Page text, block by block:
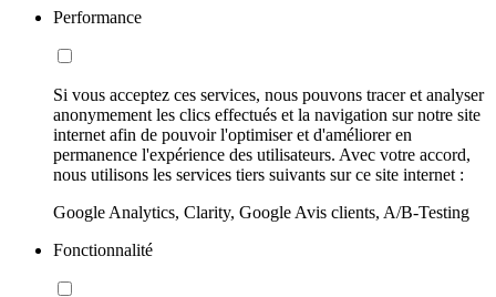
Performance
Si vous acceptez ces services, nous pouvons tracer et analyser
anonymement les clics effectués et la navigation sur notre site
internet afin de pouvoir l'optimiser et d'améliorer en
permanence l'expérience des utilisateurs. Avec votre accord,
nous utilisons les services tiers suivants sur ce site internet :
Google Analytics, Clarity, Google Avis clients, A/B-Testing
Fonctionnalité